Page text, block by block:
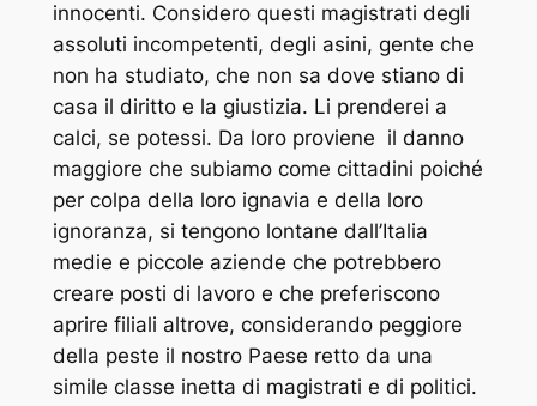
innocenti. Considero questi magistrati degli
assoluti incompetenti, degli asini, gente che
non ha studiato, che non sa dove stiano di
casa il diritto e la giustizia. Li prenderei a
calci, se potessi. Da loro proviene il danno
maggiore che subiamo come cittadini poiché
per colpa della loro ignavia e della loro
ignoranza, si tengono lontane dall’Italia
medie e piccole aziende che potrebbero
creare posti di lavoro e che preferiscono
aprire filiali altrove, considerando peggiore
della peste il nostro Paese retto da una
simile classe inetta di magistrati e di politici.